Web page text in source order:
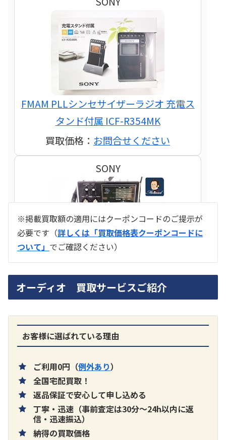
FMAM PLLシンセサイザーラジオ 充電ス
タンド付属 ICF-R354MK
買取価格： お問合せください
SONY
買取価格：お問合せください
SONY
片耳巻き取りイヤホン内蔵ラジオ SRF-
※掲載買取額の適用にはクーポンコードのご提示が
必要です（詳しくは「買取価格表クーポンコードに
ついて」 でご確認ください）
オーディオ 買取サービスご紹介
お客様に選ばれている理由
ご利用0円（例外あり）
全国宅配買取！
返品保証で安心して申し込める
丁寧・迅速（事前査定は30分～24h以内に返
信・迅速振込）
納得の買取価格